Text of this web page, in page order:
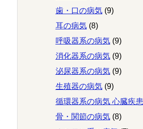
歯・口の病気(9)
耳の病気(8)
呼吸器系の病気(9)
消化器系の病気(9)
泌尿器系の病気(9)
生殖器の病気(9)
循環器系の病気 心臓疾患
骨・関節の病気(8)